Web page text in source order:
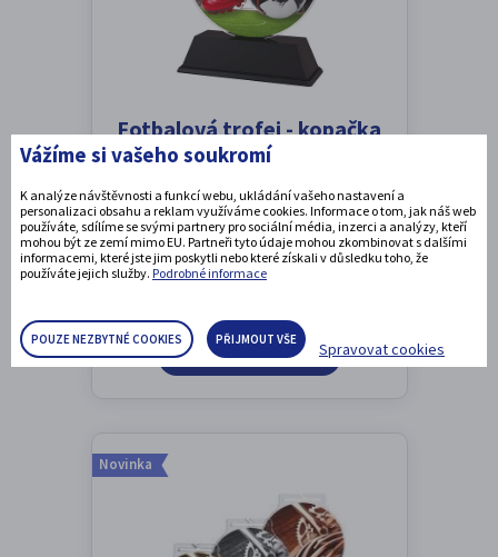
Fotbalová trofej - kopačka
Výška: 8,5 / 10 / 11 / 12 / 13 / 14 / 15 cm
87 Kčs DPH
DETAIL PRODUKTU
Novinka
Vážíme si vašeho soukromí
K analýze návštěvnosti a funkcí webu, ukládání vašeho nastavení a
personalizaci obsahu a reklam využíváme cookies. Informace o tom, jak náš web
používáte, sdílíme se svými partnery pro sociální média, inzerci a analýzy, kteří
mohou být ze zemí mimo EU. Partneři tyto údaje mohou zkombinovat s dalšími
informacemi, které jste jim poskytli nebo které získali v důsledku toho, že
používáte jejich služby. Podrobné informace
POUZE NEZBYTNÉ COOKIES PŘIJMOUT VŠE
Spravovat cookies